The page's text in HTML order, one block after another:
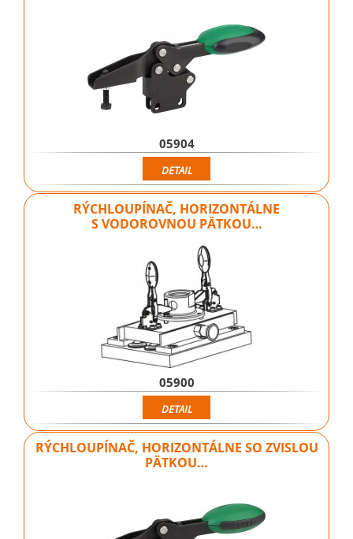
05904
DETAIL
RÝCHLOUPÍNAČ, HORIZONTÁLNE
S VODOROVNOU PÄTKOU…
05900
DETAIL
RÝCHLOUPÍNAČ, HORIZONTÁLNE SO ZVISLOU
PÄTKOU…